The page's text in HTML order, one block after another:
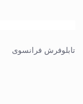
تابلوفرش فرانسوی